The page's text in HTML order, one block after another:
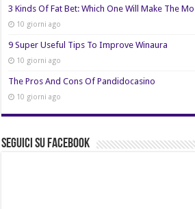
3 Kinds Of Fat Bet: Which One Will Make The
10 giorni ago
9 Super Useful Tips To Improve Winaura
10 giorni ago
The Pros And Cons Of Pandidocasino
10 giorni ago
Seguici su Facebook